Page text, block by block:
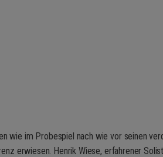
wie im Probespiel nach wie vor seinen
erwiesen. Henrik Wiese, erfahrener